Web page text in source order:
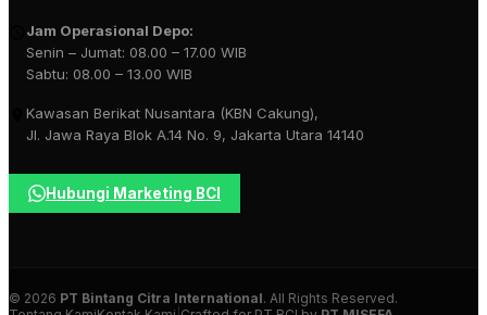
Jam Operasional Depo:
Senin – Jumat: 08.00 – 17.00 WIB
Sabtu: 08.00 – 13.00 WIB
Kawasan Berikat Nusantara (KBN Cakung),
Jl. Jawa Raya Blok A.14 No. 9, Jakarta Utara 14140
Hubungi Marketing BCI
© 2026 PT Bintang Citra International. All Rights Reserved.